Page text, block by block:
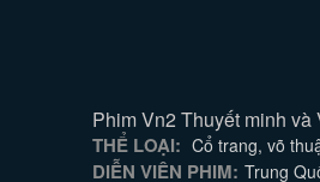
Phim Vn2 Thuyết minh
THỂ LOẠI: Cổ trang, võ
DIỄN VIÊN PHIM: Trung